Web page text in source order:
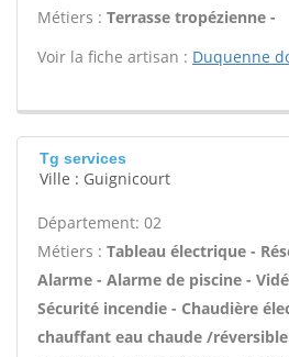
Métiers : Terrasse tropézienne -
Voir la fiche artisan : Duquenne
Tg services
Ville : Guignicourt
Département: 02
Métiers : Tableau électrique -
Alarme - Alarme de piscine -
Sécurité incendie - Chaudière
chauffant eau chaude /